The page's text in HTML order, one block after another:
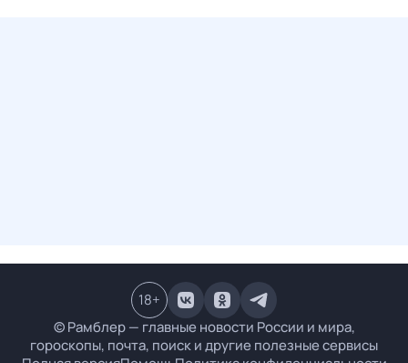
© Рамблер — главные новости России и мира,
гороскопы, почта, поиск и другие полезные сервисы
18+